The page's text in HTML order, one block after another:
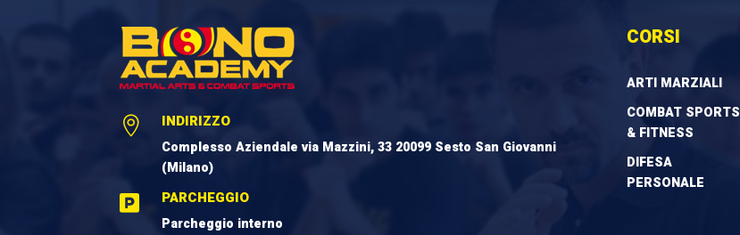
 INDIRIZZO
Complesso Aziendale via Mazzini, 33 20099 Sesto San Giovanni
(Milano)
 PARCHEGGIO
Parcheggio interno
CORSI
ARTI MARZIALI
COMBAT SPORTS
& FITNESS
DIFESA
PERSONALE